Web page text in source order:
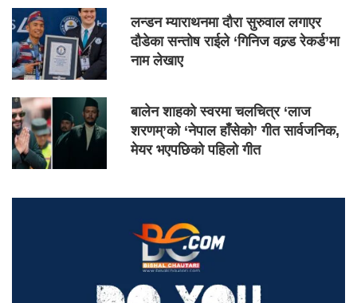
लन्डन म्याराथनमा दौरा सुरुवाल लगाएर
दौडेका सन्तोष राईले ‘गिनिज वल्र्ड रेकर्ड’मा
नाम लेखाए
बालेन शाहको स्वरमा चलचित्र ‘लाज
शरणम्’को ‘नेपाल हाँसेको’ गीत सार्वजनिक,
मेयर भएपछिको पहिलो गीत